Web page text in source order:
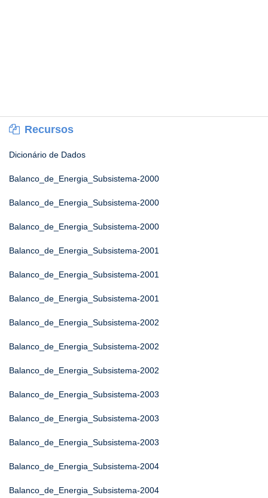
Recursos
Dicionário de Dados
Balanco_de_Energia_Subsistema-2000
Balanco_de_Energia_Subsistema-2000
Balanco_de_Energia_Subsistema-2000
Balanco_de_Energia_Subsistema-2001
Balanco_de_Energia_Subsistema-2001
Balanco_de_Energia_Subsistema-2001
Balanco_de_Energia_Subsistema-2002
Balanco_de_Energia_Subsistema-2002
Balanco_de_Energia_Subsistema-2002
Balanco_de_Energia_Subsistema-2003
Balanco_de_Energia_Subsistema-2003
Balanco_de_Energia_Subsistema-2003
Balanco_de_Energia_Subsistema-2004
Balanco_de_Energia_Subsistema-2004